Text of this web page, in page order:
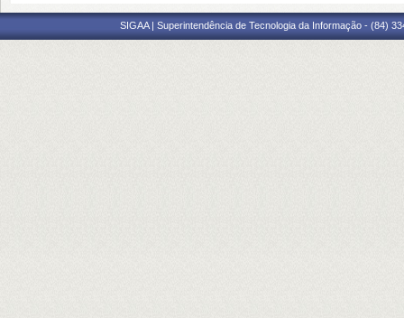
SIGAA | Superintendência de Tecnologia da Informação - (84)